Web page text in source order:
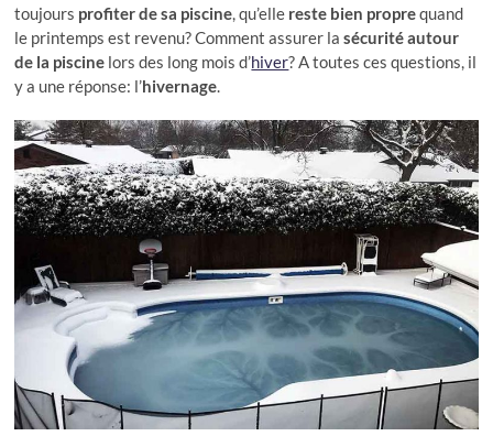
toujours profiter de sa piscine, qu’elle reste bien proprequand
le printemps est revenu? Comment assurer lasécurité autour
de la piscine lors des long mois d’hiver? A toutes ces questions, il
y a une réponse: l’hivernage.